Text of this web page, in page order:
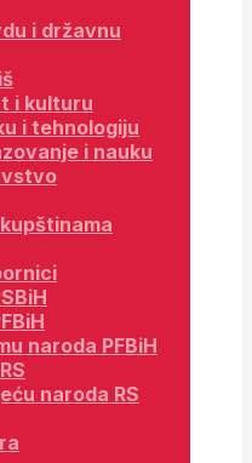
i državnu
i kulturu
i tehnologiju
i nauku
naroda PFBiH
naroda RS